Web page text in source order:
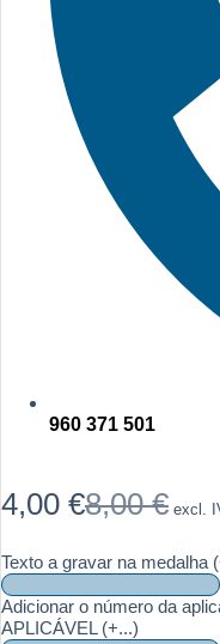
960 371 501
8,00€
O
original
era:
8,00 €.
4,00 €O
atual
é:
4,00 €.
excl.
Texto a gravar na medalha
Adicionar o número da
APLICÁVEL (+...)